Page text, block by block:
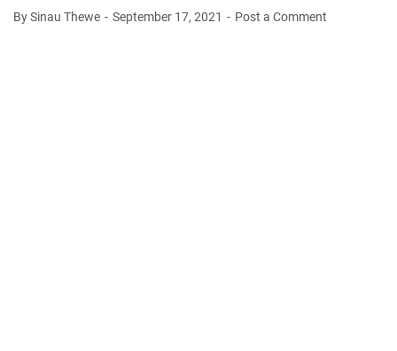
By Sinau Thewe September 17, 2021 Post a Comment